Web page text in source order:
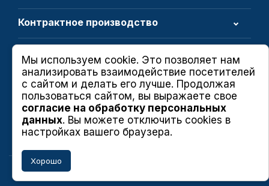
Контрактное производство
1934- 2026. АО «Иркутский релейный завод»
Политика в области качества
Политика конфиденциальности
Пользовательское соглашение
Мы используем cookie. Это позволяет нам
анализировать взаимодействие посетителей
с сайтом и делать его лучше. Продолжая
пользоваться сайтом, вы выражаете свое
согласие на обработку персональных
данных. Вы можете отключить cookies в
настройках вашего браузера.
Хорошо